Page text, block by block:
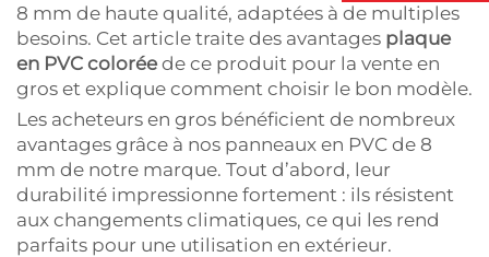
Actualités
Contactez-Nous
8 mm de haute qualité, adaptées à de multiples
besoins. Cet article traite des avantages plaque
en PVC colorée de ce produit pour la vente en
gros et explique comment choisir le bon modèle.
Les acheteurs en gros bénéficient de nombreux
avantages grâce à nos panneaux en PVC de 8
mm de notre marque. Tout d’abord, leur
durabilité impressionne fortement : ils résistent
aux changements climatiques, ce qui les rend
parfaits pour une utilisation en extérieur.